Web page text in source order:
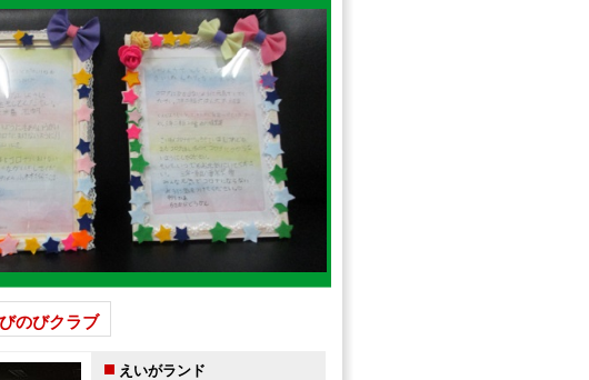
えいがランド
のびクラブ